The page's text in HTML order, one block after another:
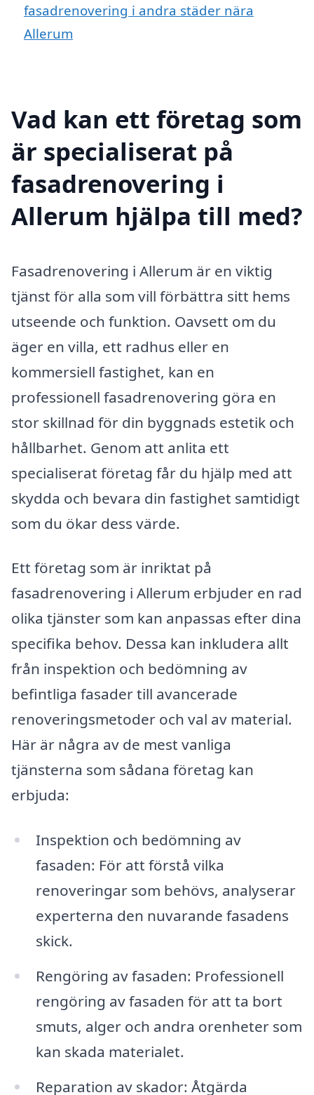
fasadrenovering i andra städer nära
Allerum
Vad kan ett företag som
är specialiserat på
fasadrenovering i
Allerum hjälpa till med?
Fasadrenovering i Allerum är en viktig
tjänst för alla som vill förbättra sitt hems
utseende och funktion. Oavsett om du
äger en villa, ett radhus eller en
kommersiell fastighet, kan en
professionell fasadrenovering göra en
stor skillnad för din byggnads estetik och
hållbarhet. Genom att anlita ett
specialiserat företag får du hjälp med att
skydda och bevara din fastighet samtidigt
som du ökar dess värde.
Ett företag som är inriktat på
fasadrenovering i Allerum erbjuder en rad
olika tjänster som kan anpassas efter dina
specifika behov. Dessa kan inkludera allt
från inspektion och bedömning av
befintliga fasader till avancerade
renoveringsmetoder och val av material.
Här är några av de mest vanliga
tjänsterna som sådana företag kan
erbjuda:
Inspektion och bedömning av
fasaden: För att förstå vilka
renoveringar som behövs, analyserar
experterna den nuvarande fasadens
skick.
Rengöring av fasaden: Professionell
rengöring av fasaden för att ta bort
smuts, alger och andra orenheter som
kan skada materialet.
Reparation av skador: Åtgärda